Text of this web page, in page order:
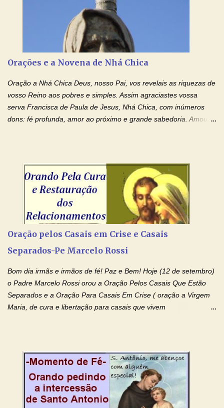
momento. Sinto-me completamente sem forças para prosseguir,
carregando as minhas cruzes. Preciso que a força e o poder de
Tuas Mãos, que suportaram a mais profunda dor ao serem
pregadas na Cruz, reergam-me e curem-me agora. Jesus, não
amo. Nós precisamos desesperadamente de cura física e
espiritual, através do toque consolador de tuas Mãos
ensanguentadas e infinitamente poderosas. Eu reconheço,
apesar de toda a minha limitação e da infinidade dos meus ...
Orações e a Novena de Nhá Chica
Oração a Nhá Chica Deus, nosso Pai, vos revelais as riquezas de
vosso Reino aos pobres e simples. Assim agraciastes vossa
serva Francisca de Paula de Jesus, Nhá Chica, com inúmeros
dons: fé profunda, amor ao próximo e grande sabedoria. Amou a
Senhor Jesus Cristo, vosso Filho, na unidade do Espírito Santo.
Amém. Novena a Nhá Chica (Oração para obter os favores
celestiais através da intercessão da Serva de Deus Nhá Chica)
(Rezar durante nove dias seguidos ou intercalados) Nhá Chica,
recorro a vós como intercessora entre a Bondade Divina e as
entregueis nas mãos do Santíssimo o meu pedido urgente (Fazer
o pedido). Acolhei, Nhá Chica, no vosso coração bondoso as
Oração pelos Casais em Crise e Casais
Separados-Pe Marcelo Rossi
Bom dia irmãs e irmãos de fé! Paz e Bem! Hoje (12 de setembro)
o Padre Marcelo Rossi orou a Oração Pelos Casais Que Estão
Separados e a Oração Para Casais Em Crise ( oração a Virgem
Maria, de cura e libertação para casais que vivem
no programa de rádio Momento de Fé, pela cura dos
relacionamentos. Seu relacionamento está doente? Você está
sofrendo? Então ouça o Momento de Fé e entre nesta corrente
de orações abençoadas, d eixe o Amor Ágape de Jesus curar e
restaurar você e seu relacionamento. Adriana-Devoção e Fé